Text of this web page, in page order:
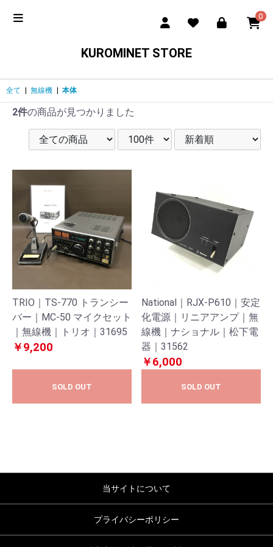
0
KUROMINET STORE
全て 無線機 本体
2件の商品が見つかりました
TRIO｜TS-770 トランシー
バー｜MC-50 マイクセット
｜無線機｜トリオ｜31695
￥9,200
SOLD OUT
National｜RJX-P610｜安定
化電源｜リニアアンプ｜無
線機｜ナショナル｜松下電
器｜31562
￥6,000
SOLD OUT
当サイトについて
プライバシーポリシー